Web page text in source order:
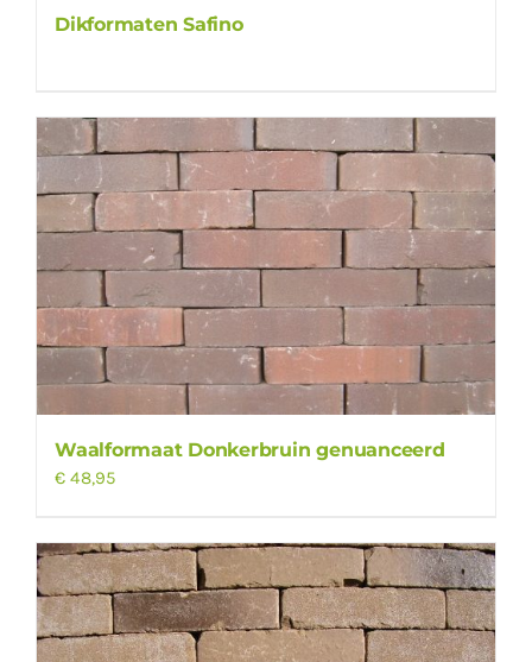
Dikformaten Safino
Waalformaat Donkerbruin genuanceerd
€ 48,95